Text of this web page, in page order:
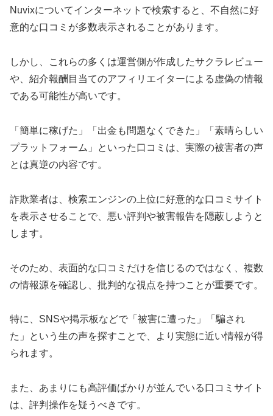
Nuvixについてインターネットで検索すると、不自然に好
意的な口コミが多数表示されることがあります。
しかし、これらの多くは運営側が作成したサクラレビュー
や、紹介報酬目当てのアフィリエイターによる虚偽の情報
である可能性が高いです。
「簡単に稼げた」「出金も問題なくできた」「素晴らしい
プラットフォーム」といった口コミは、実際の被害者の声
とは真逆の内容です。
詐欺業者は、検索エンジンの上位に好意的な口コミサイト
を表示させることで、悪い評判や被害報告を隠蔽しようと
します。
そのため、表面的な口コミだけを信じるのではなく、複数
の情報源を確認し、批判的な視点を持つことが重要です。
特に、SNSや掲示板などで「被害に遭った」「騙され
た」という生の声を探すことで、より実態に近い情報が得
られます。
また、あまりにも高評価ばかりが並んでいる口コミサイト
は、評判操作を疑うべきです。